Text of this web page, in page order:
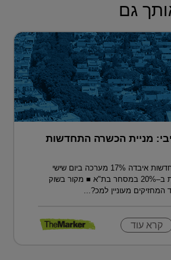
גם
מניית הכשרה התחדשות
מניית הכשרה התחדשות איבדה 17% מערכה ביום שישי
האחרון וכעת יורדת ב–20% במסחר בת"א ■ מקור בשוק
מעוניין למכ?...
קרא עוד